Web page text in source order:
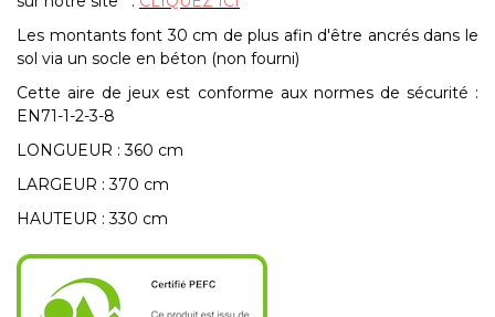
Les montants font 30 cm de plus afin d'être ancrés dans le
sol via un socle en béton (non fourni)
Cette aire de jeux est conforme aux normes de sécurité :
EN71-1-2-3-8
LONGUEUR : 360 cm
LARGEUR : 370 cm
HAUTEUR : 330 cm